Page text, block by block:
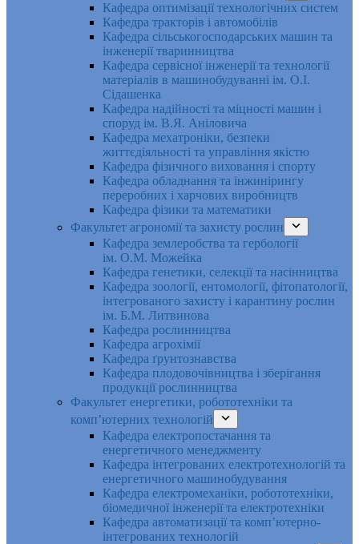
Кафедра оптимізації технологічних систем
Кафедра тракторів і автомобілів
Кафедра сільськогосподарських машин та
інженерії тваринництва
Кафедра cервісної інженерії та технології
матеріалів в машинобудуванні ім. О.І.
Сідашенка
Кафедра надійності та міцності машин і
споруд ім. В.Я. Аніловича
Кафедра мехатроніки, безпеки
життєдіяльності та управління якістю
Кафедра фізичного виховання і спорту
Кафедра обладнання та інжинірингу
переробних і харчових виробництв
Кафедра фізики та математики
Факультет агрономії та захисту рослин
Кафедра землеробства та гербології
ім. О.М. Можейка
Кафедра генетики, селекції та насінництва
Кафедра зоології, ентомології, фітопатології,
інтегрованого захисту і карантину рослин
ім. Б.М. Литвинова
Кафедра рослинництва
Кафедра агрохімії
Кафедра ґрунтознавства
Кафедра плодовочівництва і зберігання
продукції рослинництва
Факультет енергетики, робототехніки та
комп’ютерних технологій
Кафедра електропостачання та
енергетичного менеджменту
Кафедра інтегрованих електротехнологій та
енергетичного машинобудування
Кафедра електромеханіки, робототехніки,
біомедичної інженерії та електротехніки
Кафедра автоматизації та комп’ютерно-
інтегрованих технологій